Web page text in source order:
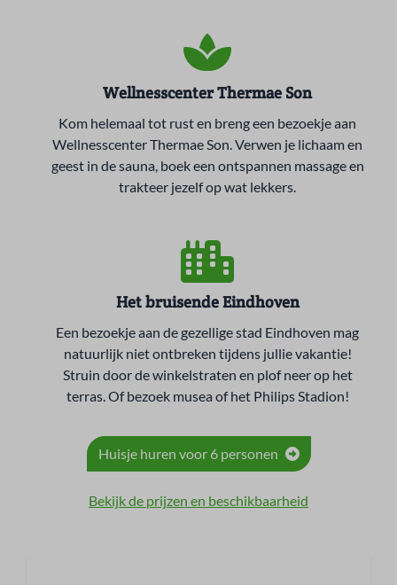
Wellnesscenter Thermae Son
Kom helemaal tot rust en breng een bezoekje aan
Wellnesscenter Thermae Son. Verwen je lichaam en
geest in de sauna, boek een ontspannen massage en
trakteer jezelf op wat lekkers.
Het bruisende Eindhoven
Een bezoekje aan de gezellige stad Eindhoven mag
natuurlijk niet ontbreken tijdens jullie vakantie!
Struin door de winkelstraten en plof neer op het
terras. Of bezoek musea of het Philips Stadion!
Huisje huren voor 6 personen
Bekijk de prijzen en beschikbaarheid